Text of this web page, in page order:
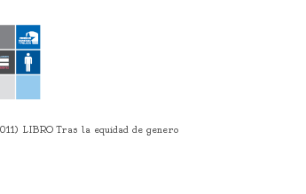
LIBRO Tras la equidad de genero